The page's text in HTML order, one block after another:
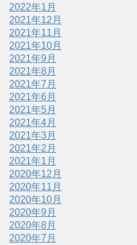
2022年1月
2021年12月
2021年11月
2021年10月
2021年9月
2021年8月
2021年7月
2021年6月
2021年5月
2021年4月
2021年3月
2021年2月
2021年1月
2020年12月
2020年11月
2020年10月
2020年9月
2020年8月
2020年7月